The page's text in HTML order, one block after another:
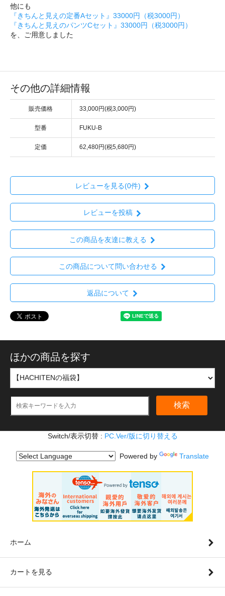
他にも
『きちんと見えの定番Aセット』33000円（税3000円）
『きちんと見えのパンツCセット』33000円（税3000円）
を、ご用意しました
その他の詳細情報
販売価格 33,000円(税3,000円)
型番 FUKU-B
定価 62,480円(税5,680円)
レビューを見る(0件)
レビューを投稿
この商品を友達に教える
この商品について問い合わせる
返品について
ほかの商品を探す
検索
Switch/表示切替 : PC.Ver/版に切り替える
Powered by Translate
ホーム
カートを見る